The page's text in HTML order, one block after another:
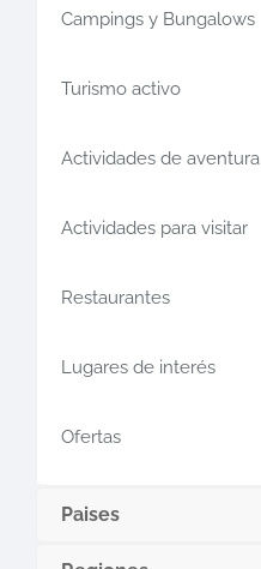
Campings y Bungalows
Turismo activo
Actividades de aventura
Actividades para visitar
Restaurantes
Lugares de interés
Ofertas
Paises